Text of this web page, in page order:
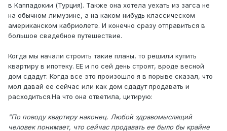
в Каппадокии (Турция). Также она хотела уехать из загса не
на обычном лимузине, а на каком нибудь классическом
американском кабриолете. И конечно сразу отправиться в
большое свадебное путешествие.
Когда мы начали строить такие планы, то решили купить
квартиру в ипотеку. ЕЕ и по сей день строят, вроде весной
дом сдадут. Когда все это произошло я в порыве сказал, что
мол давай ее сейчас или как дом сдадут продавать и
расходиться.На что она ответила, цитирую:
"По поводу квартиру наконец. Любой здравомыслящий
человек понимает, что сейчас продавать ее было бы крайне